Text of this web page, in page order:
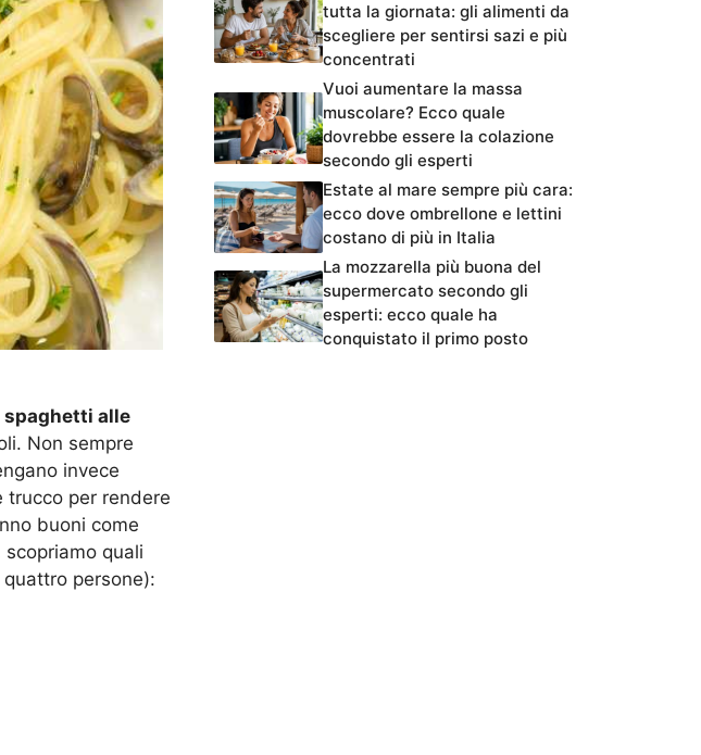
spaghetti alle
Non sempre
invece
trucco per rendere
buoni come
quali
persone):
tutta la giornata: gli alimenti da
scegliere per sentirsi sazi e più
concentrati
Vuoi aumentare la massa
muscolare? Ecco quale
dovrebbe essere la colazione
secondo gli esperti
Estate al mare sempre più cara:
ecco dove ombrellone e lettini
costano di più in Italia
La mozzarella più buona del
supermercato secondo gli
esperti: ecco quale ha
conquistato il primo posto